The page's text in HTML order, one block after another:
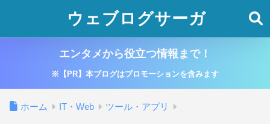
ウェブログサーガ
エンタメから役立つ情報まで！
※【PR】本ブログはプロモーションを含みます
ホーム IT・Web ツール・アプリ